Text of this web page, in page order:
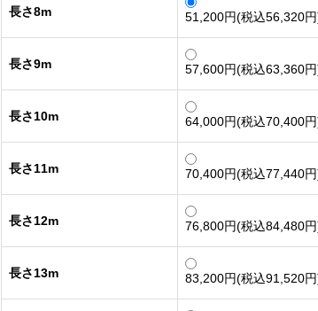
長さ8m 51,200円(税込56,320
長さ9m 57,600円(税込63,360
長さ10m 64,000円(税込70,400
長さ11m 70,400円(税込77,440
長さ12m 76,800円(税込84,480
長さ13m 83,200円(税込91,520